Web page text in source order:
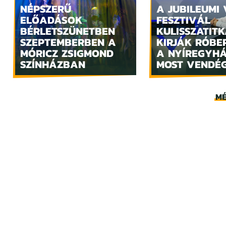
NÉPSZERŰ
ELŐADÁSOK
BÉRLETSZÜNETBEN
SZEPTEMBERBEN A
MÓRICZ ZSIGMOND
SZÍNHÁZBAN
A JUBILEUMI
FESZTIVÁL
KIRJÁK
A
MOST